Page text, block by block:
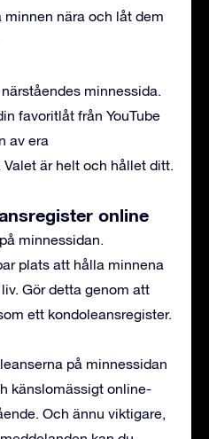
nära och låt dem
minnessida.
favoritlåt från YouTube
av era
är helt och hållet ditt.
online
minnessidan.
plats att hålla minnena
Gör detta genom att
ett kondoleansregister.
på minnessidan
känslomässigt online-
Och ännu viktigare,